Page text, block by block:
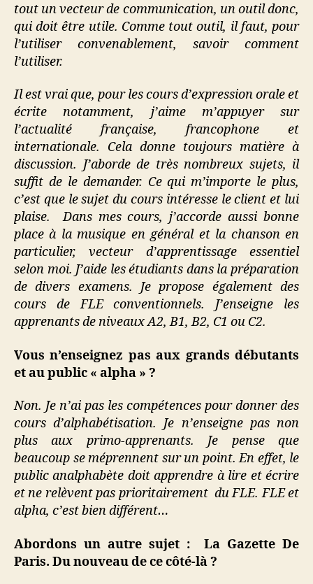
tout un vecteur de communication, un outil donc,
qui doit être utile. Comme tout outil, il faut, pour
l’utiliser convenablement, savoir comment
l’utiliser.
Il est vrai que, pour les cours d’expression orale et
écrite notamment, j’aime m’appuyer sur
l’actualité française, francophone et
internationale. Cela donne toujours matière à
discussion. J’aborde de très nombreux sujets, il
suffit de le demander. Ce qui m’importe le plus,
c’est que le sujet du cours intéresse le client et lui
plaise. Dans mes cours, j’accorde aussi bonne
place à la musique en général et la chanson en
particulier, vecteur d’apprentissage essentiel
selon moi. J’aide les étudiants dans la préparation
de divers examens. Je propose également des
cours de FLE conventionnels. J’enseigne les
apprenants de niveaux A2, B1, B2, C1 ou C2.
Vous n’enseignez pas aux grands débutants
et au public « alpha » ?
Non. Je n’ai pas les compétences pour donner des
cours d’alphabétisation. Je n’enseigne pas non
plus aux primo-apprenants. Je pense que
beaucoup se méprennent sur un point. En effet, le
public analphabète doit apprendre à lire et écrire
et ne relèvent pas prioritairement du FLE. FLE et
alpha, c’est bien différent…
Abordons un autre sujet : La Gazette De
Paris. Du nouveau de ce côté-là ?